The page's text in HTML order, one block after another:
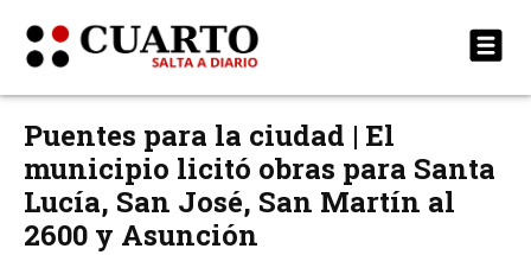
Puentes para la ciudad | El
municipio licitó obras para Santa
Lucía, San José, San Martín al
2600 y Asunción